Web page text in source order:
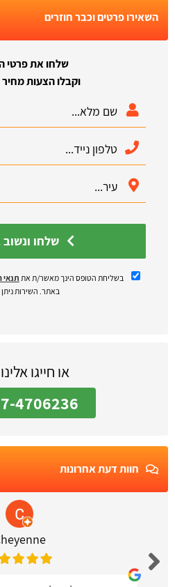
השאירו פרטים וכבר חוזרים
שלחו את פרטי
וקבלו הצעות
בשליחת הטופס הינך מאשר/ת את תנאי
באתר. השירות ניתן
או חייגו
4706236
חוות דעת אחרונות